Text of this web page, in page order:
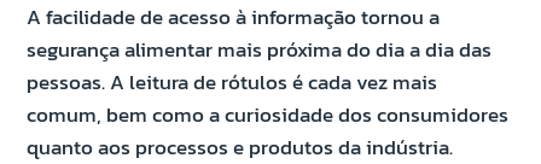
A facilidade de acesso à informação tornou a
segurança alimentar mais próxima do dia a dia das
pessoas. A leitura de rótulos é cada vez mais
comum, bem como a curiosidade dos consumidores
quanto aos processos e produtos da indústria.